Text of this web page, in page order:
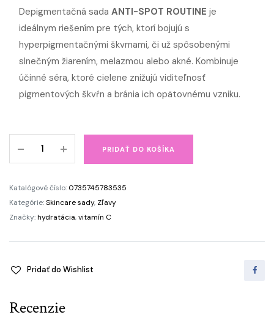
Depigmentačná sada ANTI-SPOT ROUTINE je
ideálnym riešením pre tých, ktorí bojujú s
hyperpigmentačnými škvrnami, či už spôsobenými
slnečným žiarením, melazmou alebo akné. Kombinuje
účinné séra, ktoré cielene znižujú viditeľnosť
pigmentových škvŕn a bránia ich opätovnému vzniku.
sada
SPOT
ROUTINE
quantity
PRIDAŤ DO KOŠÍKA
Katalógové číslo: 0735745783535
Kategórie:Skincare sady, Zľavy
Značky:hydratácia,vitamín C
Pridať do Wishlist
Recenzie